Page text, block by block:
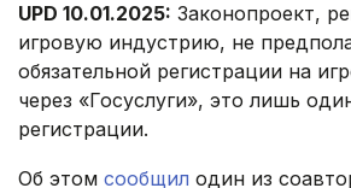
UPD 10.01.2025: Законопроект,
игровую индустрию, не
обязательной регистрации на
через «Госуслуги», это лишь
регистрации.
Об этом сообщил один из